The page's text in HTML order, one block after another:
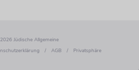
Jüdische Allgemeine
/ AGB / Privatsphäre